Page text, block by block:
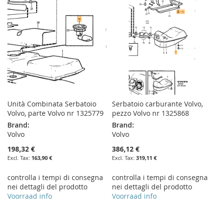
LIST
LIST
Unità Combinata Serbatoio
Volvo, parte Volvo nr 1325779
Brand:
Volvo
198,32 €
163,90 €
controlla i tempi di consegna
nei dettagli del prodotto
Voorraad info
Serbatoio carburante Volvo,
pezzo Volvo nr 1325868
Brand:
Volvo
386,12 €
319,11 €
controlla i tempi di consegna
nei dettagli del prodotto
Voorraad info